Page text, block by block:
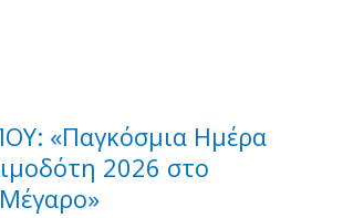
«Παγκόσμια Ημέρα
2026 στο